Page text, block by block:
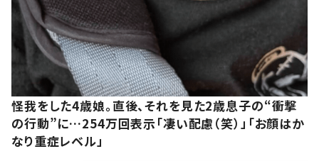
怪我をした4歳娘。直後、それを見た2歳息子の“衝撃
の行動”に…254万回表示「凄い配慮（笑）」「お顔はか
なり重症レベル」